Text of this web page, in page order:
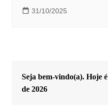
31/10/2025
Seja bem-vindo(a). Hoje é
de 2026